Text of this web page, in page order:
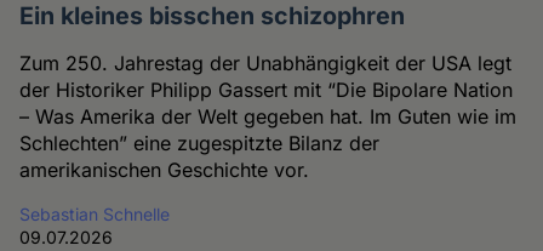
Ein kleines bisschen schizophren
Zum 250. Jahrestag der Unabhängigkeit der USA legt
der Historiker Philipp Gassert mit “Die Bipolare Nation
– Was Amerika der Welt gegeben hat. Im Guten wie im
Schlechten” eine zugespitzte Bilanz der
amerikanischen Geschichte vor.
Sebastian Schnelle
09.07.2026